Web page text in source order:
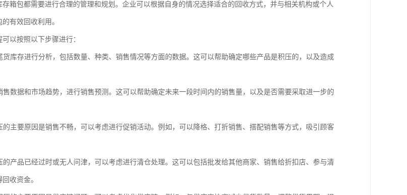
箱包都需要进行合理的管理和规划。企业可以根据自身的情况选择适合的回收方式，并与相关机构或个人
有效回收利用。
以按照以下步骤进行：
货库存进行分析，包括数量、种类、销售情况等方面的数据。这可以帮助确定哪些产品是积压的，以及造成
售数据和市场趋势，进行销售预测。这可以帮助确定未来一段时间内的销售量，以及是否需要采取进一步的
的主要原因是销售不畅，可以考虑进行促销活动。例如，可以降格、打折销售、搭配销售等方式，吸引顾客
的产品已经过时或无人问津，可以考虑进行清仓处理。这可以包括批发给其他商家、销售给折扣店、参与清
收资金。